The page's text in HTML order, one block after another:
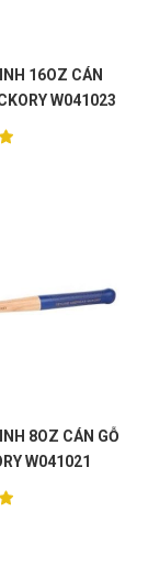
16OZ CÁN
W041023
8OZ CÁN GỖ
W041021